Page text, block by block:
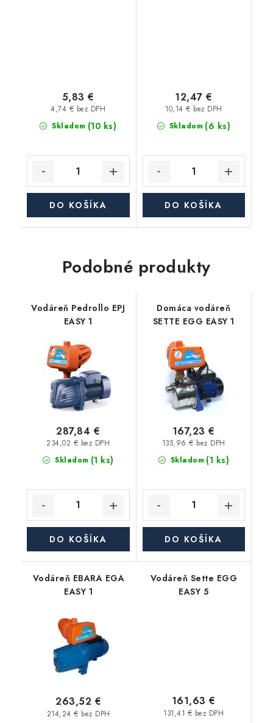
Skladom (10 ks)
4,74 € bez DPH
5,83 €
DO KOŠÍKA
Skladom (6 ks)
10,14 € bez DPH
12,47 €
DO KOŠÍKA
Podobné produkty
Vodáreň Pedrollo EPJ
EASY 1
Skladom (1 ks)
234,02 € bez DPH
287,84 €
DO KOŠÍKA
Domáca vodáreň
SETTE EGG EASY 1
Skladom (1 ks)
135,96 € bez DPH
167,23 €
DO KOŠÍKA
Vodáreň EBARA EGA
EASY 1
214,24 € bez DPH
263,52 €
Vodáreň Sette EGG
EASY 5
131,41 € bez DPH
161,63 €